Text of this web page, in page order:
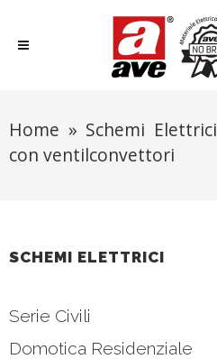
Home » Schemi Elettrici
con ventilconvettori
SCHEMI ELETTRICI
Serie Civili
Domotica Residenziale